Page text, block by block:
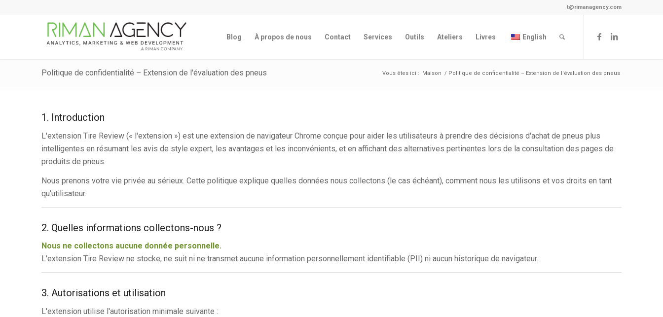
t@rimanagency.com
Blog À propos de nous Contact Services Outils Ateliers Livres English
Politique de confidentialité – Extension de l'évaluation des pneus Vous êtes ici : Maison / Politique de confidentialité – Extension de l'évaluation des pneus
1. Introduction
L'extension Tire Review (« l'extension ») est une extension de navigateur Chrome conçue pour aider les utilisateurs à prendre des décisions d'achat de pneus plus
intelligentes en résumant les avis de style expert, les avantages et les inconvénients, et en affichant des alternatives pertinentes lors de la consultation des pages de
produits de pneus.
Nous prenons votre vie privée au sérieux. Cette politique explique quelles données nous collectons (le cas échéant), comment nous les utilisons et vos droits en tant
qu'utilisateur.
2. Quelles informations collectons-nous ?
Nous ne collectons aucune donnée personnelle.
L'extension Tire Review ne stocke, ne suit ni ne transmet aucune information personnellement identifiable (PII) ni aucun historique de navigateur.
3. Autorisations et utilisation
L'extension utilise l'autorisation minimale suivante :